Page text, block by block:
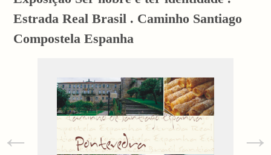
Estrada Real Brasil . Caminho Santiago
Compostela Espanha
← →